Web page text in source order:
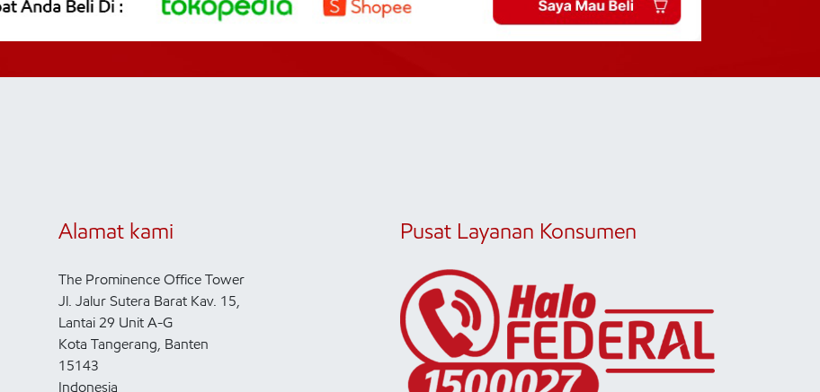
Alamat kami
The Prominence Office Tower
Jl. Jalur Sutera Barat Kav. 15,
Lantai 29 Unit A-G
Kota Tangerang, Banten
15143
Indonesia
Pusat Layanan Konsumen